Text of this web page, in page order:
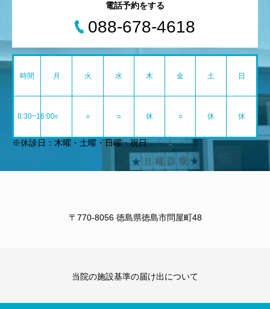
電話予約をする
088-678-4618
時間 月 火 水 木 金 土 日
8:30~16:00○ ○ ○ 休 ○ 休 休
※休診日：木曜・土曜・日曜・祝日
〒770-8056 徳島県徳島市問屋町48
当院の施設基準の届け出について